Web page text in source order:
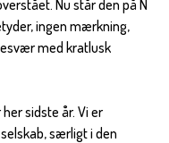
Nu står den på N
ingen mærkning,
med kratlusk
sidste år. Vi er
særligt i den